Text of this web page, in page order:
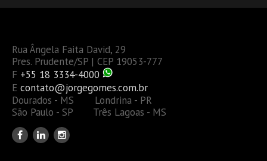
Rua Ângela Faita David, 29
Pres. Prudente/SP | CEP 19053-777
F +55 18 3334-4000
E contato@jorgegomes.com.br
Dourados - MS Londrina - PR
São Paulo - SP Três Lagoas - MS